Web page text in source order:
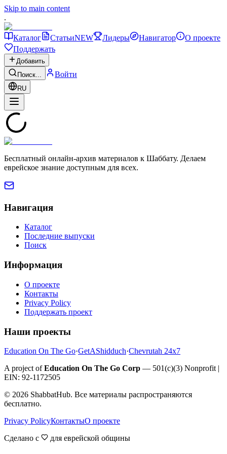
Skip to main content
.
Каталог СтатьиNEW Лидеры Навигатор
О проекте
Поддержать
Добавить
Поиск...
Войти
RU
Бесплатный онлайн-архив материалов к Шаббату. Делаем
еврейское знание доступным для всех.
Навигация
Каталог
Последние выпуски
Поиск
Информация
О проекте
Контакты
Privacy Policy
Поддержать проект
Наши проекты
Education On The Go·GetAShidduch·Chevrutah 24x7
A project ofEducation On The Go Corp — 501(c)(3) Nonprofit |
EIN: 92-1172505
© 2026 ShabbatHub. Все материалы распространяются
бесплатно.
Privacy PolicyКонтактыО проекте
Сделано с
для еврейской общины